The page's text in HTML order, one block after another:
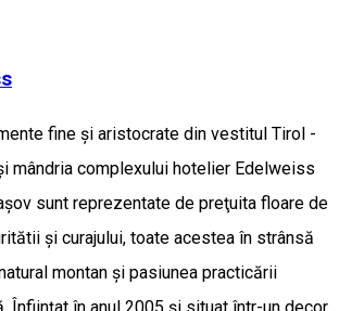
fine şi aristocrate din vestitul Tirol -
mândria complexului hotelier Edelweiss
sunt reprezentate de preţuita floare de
şi curajului, toate acestea în strânsă
montan şi pasiunea practicării
Înfiinţat în anul 2005 şi situat într-un decor